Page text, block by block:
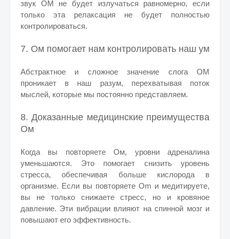
звук ОМ не будет излучаться равномерно, если
только эта релаксация не будет полностью
контролироваться.
7. Ом помогает нам контролировать наш ум
Абстрактное и сложное значение слога OM
проникает в наш разум, перехватывая поток
мыслей, которые мы постоянно представляем.
8. Доказанные медицинские преимущества
Oм
Когда вы повторяете Ом, уровни адреналина
уменьшаются. Это помогает снизить уровень
стресса, обеспечивая больше кислорода в
организме. Если вы повторяете Om и медитируете,
вы не только снижаете стресс, но и кровяное
давление. Эти вибрации влияют на спинной мозг и
повышают его эффективность.